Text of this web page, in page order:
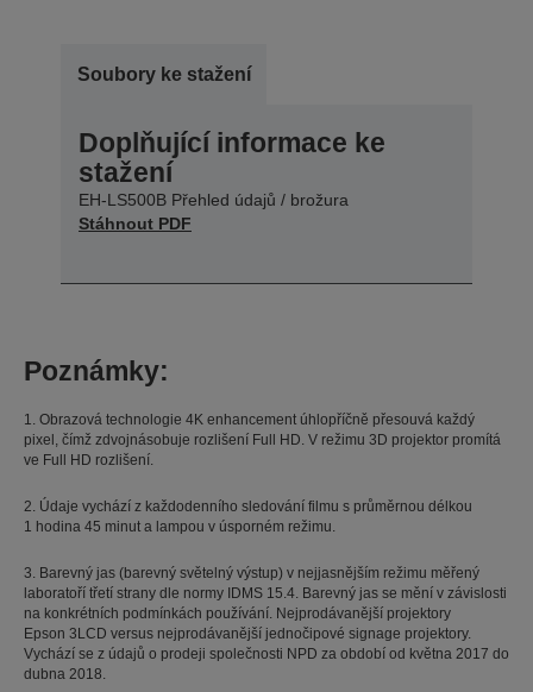
Soubory ke stažení
Doplňující informace ke
stažení
EH-LS500B Přehled údajů / brožura
Stáhnout PDF
Poznámky:
1. Obrazová technologie 4K enhancement úhlopříčně přesouvá každý
pixel, čímž zdvojnásobuje rozlišení Full HD. V režimu 3D projektor promítá
ve Full HD rozlišení.
2. Údaje vychází z každodenního sledování filmu s průměrnou délkou
1 hodina 45 minut a lampou v úsporném režimu.
3. Barevný jas (barevný světelný výstup) v nejjasnějším režimu měřený
laboratoří třetí strany dle normy IDMS 15.4. Barevný jas se mění v závislosti
na konkrétních podmínkách používání. Nejprodávanější projektory
Epson 3LCD versus nejprodávanější jednočipové signage projektory.
Vychází se z údajů o prodeji společnosti NPD za období od května 2017 do
dubna 2018.